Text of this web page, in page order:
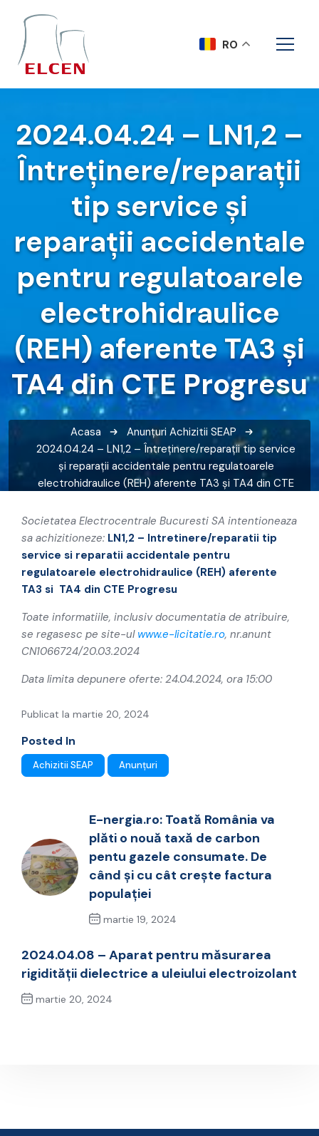
2024.04.24 – LN1,2 –
Întreținere/reparații
tip service și
reparații accidentale
pentru regulatoarele
electrohidraulice
(REH) aferente TA3 și
TA4 din CTE Progresu
Acasa Anunțuri Achizitii SEAP
2024.04.24 – LN1,2 – Întreținere/reparații tip service
și reparații accidentale pentru regulatoarele
electrohidraulice (REH) aferente TA3 și TA4 din CTE
Societatea Electrocentrale Bucuresti SA intentioneaza
sa achizitioneze: LN1,2 – Intretinere/reparatii tip
service si reparatii accidentale pentru
regulatoarele electrohidraulice (REH) aferente
TA3 si TA4 din CTE Progresu
Toate informatiile, inclusiv documentatia de atribuire,
se regasesc pe site-ul www.e-licitatie.ro, nr.anunt
CN1066724/20.03.2024
Data limita depunere oferte: 24.04.2024, ora 15:00
Publicat la martie 20, 2024
Posted In
Achizitii SEAP Anunțuri
E-nergia.ro: Toată România va
plăti o nouă taxă de carbon
pentu gazele consumate. De
când și cu cât crește factura
populației
martie 19, 2024
2024.04.08 – Aparat pentru măsurarea
rigidității dielectrice a uleiului electroizolant
martie 20, 2024
RO